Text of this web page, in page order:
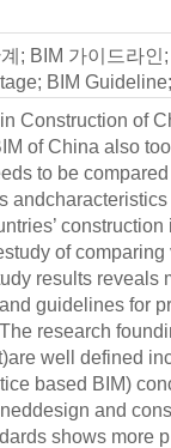
; BIM 가이드라
BIM
Construction of
of China also
to be
of
results reveals
guidelines for
research
well defined
based BIM)
and
shows more